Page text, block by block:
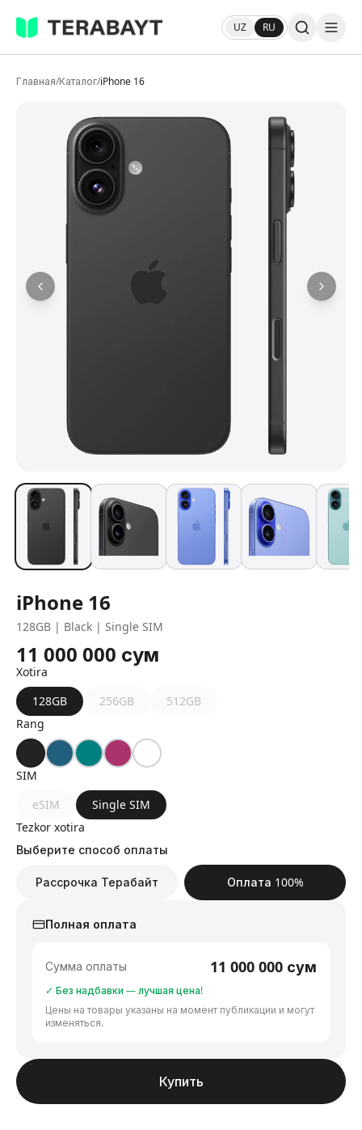
UZ RU
Главная/Каталог/iPhone 16
iPhone 16
128GB | Black | Single SIM
11 000 000 сум
Xotira
128GB
256GB
512GB
Rang
SIM
eSIM
Single SIM
Tezkor xotira
Выберите способ оплаты
Рассрочка Терабайт Оплата 100%
Полная оплата
Сумма оплаты 11 000 000 сум
✓ Без надбавки — лучшая цена!
Цены на товары указаны на момент публикации и могут
изменяться.
Купить